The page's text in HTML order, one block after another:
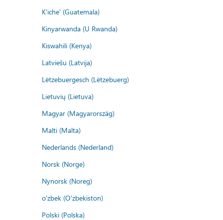
K'iche' (Guatemala)
Kinyarwanda (U Rwanda)
Kiswahili (Kenya)
Latviešu (Latvija)
Lëtzebuergesch (Lëtzebuerg)
Lietuvių (Lietuva)
Magyar (Magyarország)
Malti (Malta)
Nederlands (Nederland)
Norsk (Norge)
Nynorsk (Noreg)
o'zbek (O'zbekiston)
Polski (Polska)